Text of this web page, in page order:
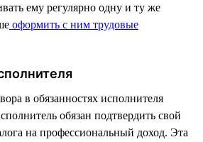
ему регулярно одну и ту же
оформить с ним трудовые
в обязанностях исполнителя
обязан подтвердить свой
на профессиональный доход. Эта